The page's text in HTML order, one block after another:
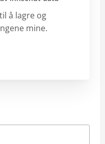
å lagre og
mine.